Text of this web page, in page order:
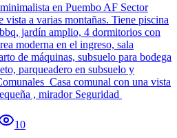
en Puembo AF Sector
a varias montañas. Tiene piscina
jardín amplio, 4 dormitorios con
moderna en el ingreso, sala
de máquinas, subsuelo para bodega
parqueadero en subsuelo y
Casa comunal con una vista
, mirador Seguridad
10